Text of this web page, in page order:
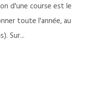
d'une course est le
toute l'année, au
Sur...